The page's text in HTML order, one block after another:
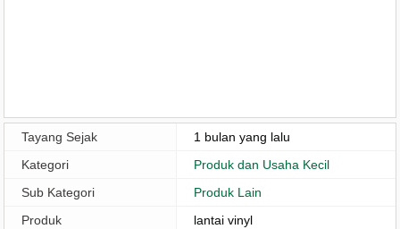
Tayang Sejak
1 bulan yang lalu
Kategori
Produk dan Usaha Kecil
Sub Kategori
Produk Lain
Produk
lantai vinyl